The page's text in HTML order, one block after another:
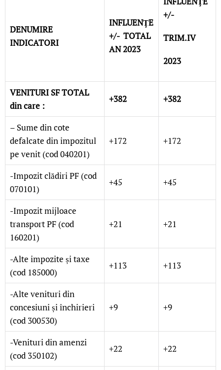
DENUMIRE
INDICATORI
INFLUENŢE
+/- TOTAL
AN 2023
+/-
TRIM.IV
2023
VENITURI SF TOTAL
din care :
+382 +382
– Sume din cote
defalcate din impozitul
pe venit (cod 040201)
+172 +172
-Impozit clădiri PF (cod
070101)
+45 +45
-Impozit mijloace
transport PF (cod
160201)
+21 +21
-Alte impozite și taxe
(cod 185000)
+113 +113
-Alte venituri din
concesiuni și închirieri
(cod 300530)
+9 +9
-Venituri din amenzi
(cod 350102)
+22 +22